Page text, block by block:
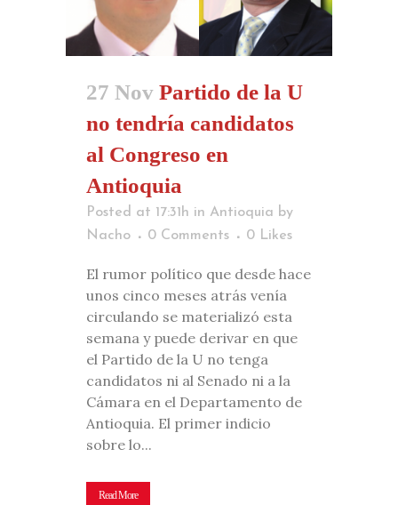
27 Nov Partido de la U
no tendría candidatos
al Congreso en
Antioquia
Posted at 17:31h in Antioquia by
Nacho
0 Comments 0 Likes
El rumor político que desde hace
unos cinco meses atrás venía
circulando se materializó esta
semana y puede derivar en que
el Partido de la U no tenga
candidatos ni al Senado ni a la
Cámara en el Departamento de
Antioquia. El primer indicio
sobre lo...
Read More